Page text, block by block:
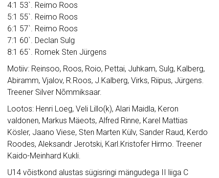
4:1 53`. Reimo Roos
5:1 55`. Reimo Roos
6:1 57`. Reimo Roos
7:1 60`. Declan Sulg
8:1 65`. Romek Sten Jürgens
Motiiv: Reinsoo, Roos, Roio, Pettai, Juhkam, Sulg, Kalberg,
Abiramm, Vjalov, R.Roos, J.Kalberg, Virks, Riipus, Jürgens.
Treener Silver Nõmmiksaar.
Lootos: Henri Loeg, Veli Lillo(k), Alari Maidla, Keron
valdonen, Markus Mäeots, Alfred Rinne, Karel Mattias
Kösler, Jaano Viese, Sten Marten Külv, Sander Raud, Kerdo
Roodes, Aleksandr Jerotski, Karl.Kristofer Hirmo. Treener
Kaido-Meinhard Kukli.
U14 võistkond alustas sügisringi mängudega II liiga C